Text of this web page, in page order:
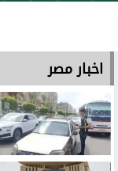
اخبار مصر